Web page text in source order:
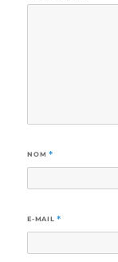
NOM *
E-MAIL *